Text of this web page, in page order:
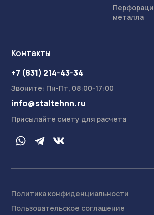
металла
Контакты
+7 (831) 214-43-34
Звоните: Пн-Пт, 08:00-17:00
info@staltehnn.ru
Присылайте смету для расчета
Политика конфиденциальности
Пользовательское соглашение
На сайте осуществляется обработка